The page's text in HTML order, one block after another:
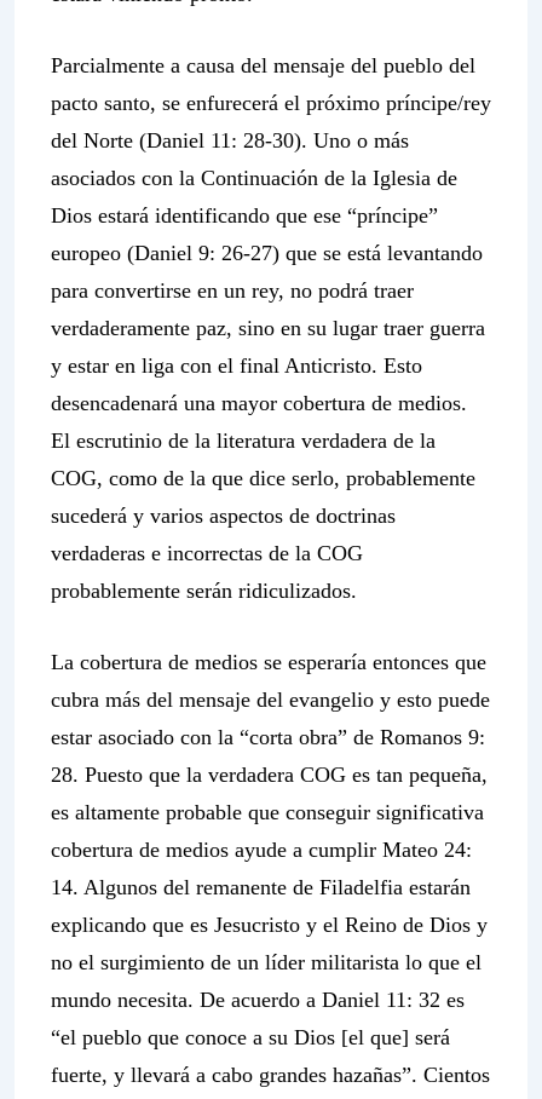
Parcialmente a causa del mensaje del pueblo del
pacto santo, se enfurecerá el próximo príncipe/rey
del Norte (Daniel 11: 28-30). Uno o más
asociados con la Continuación de la Iglesia de
Dios estará identificando que ese “príncipe”
europeo (Daniel 9: 26-27) que se está levantando
para convertirse en un rey, no podrá traer
verdaderamente paz, sino en su lugar traer guerra
y estar en liga con el final Anticristo. Esto
desencadenará una mayor cobertura de medios.
El escrutinio de la literatura verdadera de la
COG, como de la que dice serlo, probablemente
sucederá y varios aspectos de doctrinas
verdaderas e incorrectas de la COG
probablemente serán ridiculizados.
La cobertura de medios se esperaría entonces que
cubra más del mensaje del evangelio y esto puede
estar asociado con la “corta obra” de Romanos 9:
28. Puesto que la verdadera COG es tan pequeña,
es altamente probable que conseguir significativa
cobertura de medios ayude a cumplir Mateo 24:
14. Algunos del remanente de Filadelfia estarán
explicando que es Jesucristo y el Reino de Dios y
no el surgimiento de un líder militarista lo que el
mundo necesita. De acuerdo a Daniel 11: 32 es
“el pueblo que conoce a su Dios [el que] será
fuerte, y llevará a cabo grandes hazañas”. Cientos